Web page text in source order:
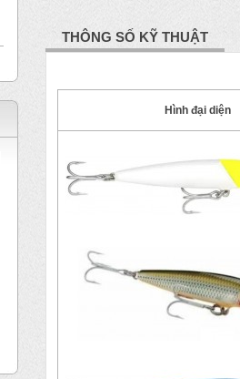
THÔNG SỐ KỸ THUẬT
Hình đại diện